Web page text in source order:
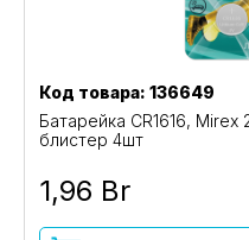
Код товара: 136649
Батарейка CR1616, Mirex
блистер 4шт
1,96 Br